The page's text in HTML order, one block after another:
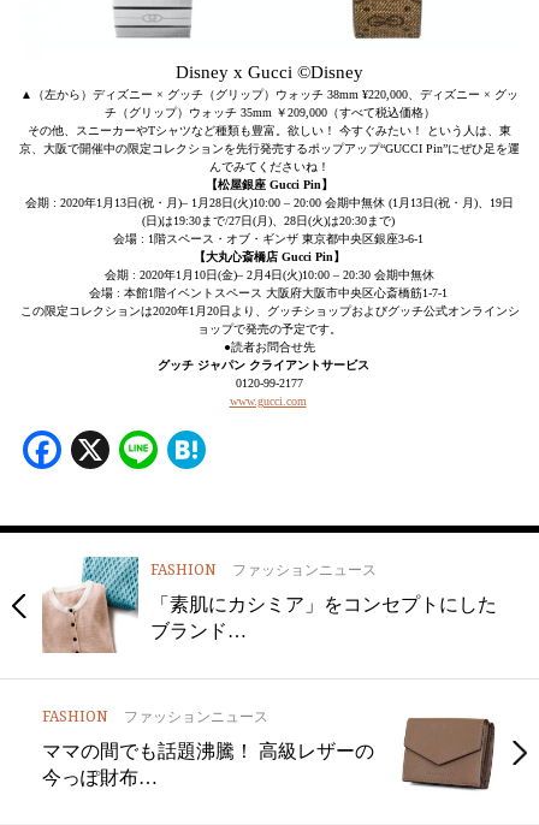
Disney x Gucci ©Disney
▲（左から）ディズニー × グッチ（グリップ）ウォッチ 38mm ¥220,000、ディズニー × グッ
チ（グリップ）ウォッチ 35mm ￥209,000（すべて税込価格）
その他、スニーカーやTシャツなど種類も豊富。欲しい！ 今すぐみたい！ という人は、東
京、大阪で開催中の限定コレクションを先行発売するポップアップ“GUCCI Pin”にぜひ足を運
んでみてくださいね！
【松屋銀座 Gucci Pin】
会期 : 2020年1月13日(祝・月)– 1月28日(火)10:00 – 20:00 会期中無休 (1月13日(祝・月)、19日
(日)は19:30まで/27日(月)、28日(火)は20:30まで)
会場 : 1階スペース・オブ・ギンザ 東京都中央区銀座3-6-1
【大丸心斎橋店 Gucci Pin】
会期 : 2020年1月10日(金)– 2月4日(火)10:00 – 20:30 会期中無休
会場 : 本館1階イベントスペース 大阪府大阪市中央区心斎橋筋1-7-1
この限定コレクションは2020年1月20日より、グッチショップおよびグッチ公式オンラインシ
ョップで発売の予定です。
●読者お問合せ先
グッチ ジャパン クライアントサービス
0120-99-2177
www.gucci.com
Facebook
X Line
FASHION ファッションニュース
「素肌にカシミア」をコンセプトにした
ブランド…
FASHION ファッションニュース
ママの間でも話題沸騰！ 高級レザーの
今っぽ財布…